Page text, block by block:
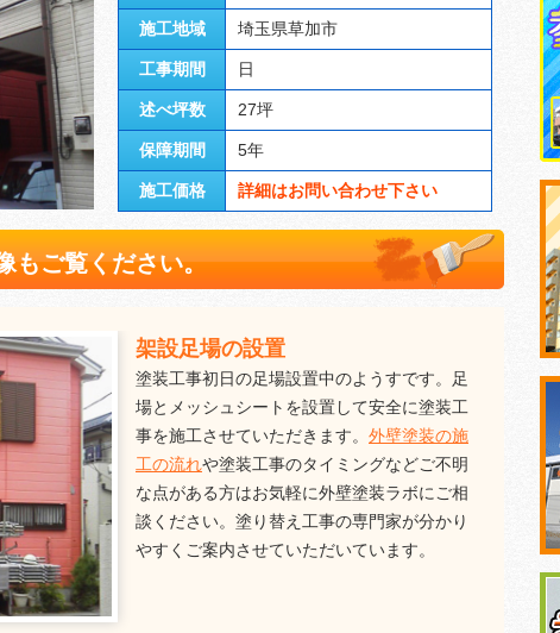
施工地域 埼玉県草加市
工事期間 日
述べ坪数 27坪
保障期間 5年
施工価格 詳細はお問い合わせ下さい
もご覧ください。
架設足場の設置
塗装工事初日の足場設置中のようすです。足
場とメッシュシートを設置して安全に塗装工
事を施工させていただきます。 外壁塗装の施
工の流れや塗装工事のタイミングなどご不明
な点がある方はお気軽に外壁塗装ラボにご相
談ください。塗り替え工事の専門家が分かり
やすくご案内させていただいています。